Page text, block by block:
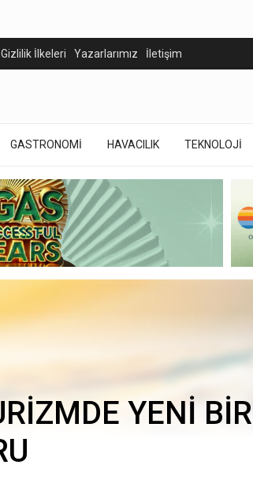
Gizlilik İlkeleri Yazarlarımız İletişim
GASTRONOMİ HAVACILIK TEKNOLOJİ
YENİ BİR